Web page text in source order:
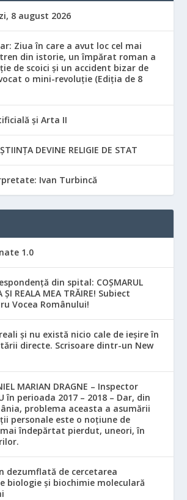
8 august 2026
Ziua în care a avut loc cel mai
din istorie, un împărat roman a
de scoici și un accident bizar de
o mini-revoluție (Ediția de 8
și Arta II
DEVINE RELIGIE DE STAT
Ivan Turbincă
1.0
din spital: COȘMARUL
ȘI REALA MEA TRĂIRE! Subiect
Vocea Românului!
și nu există nicio cale de ieșire în
directe. Scrisoare dintr-un New
MARIAN DRAGNE – Inspector
în perioada 2017 – 2018 – Dar, din
problema aceasta a asumării
personale este o noţiune de
îndepărtat pierdut, uneori, în
dezumflată de cercetarea
biologie și biochimie moleculară